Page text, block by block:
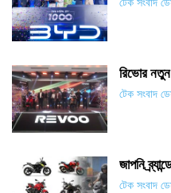
রিভোর
টেক সংবাদ
জাপ‌নি
টেক সংবাদ